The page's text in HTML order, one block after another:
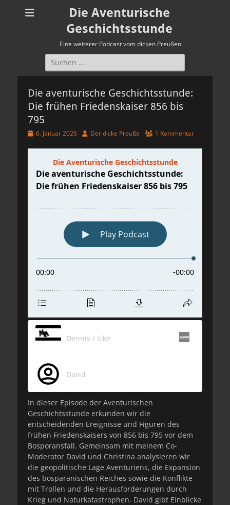
Die Aventurische
Geschichtsstunde
Eine weiterer Podcast vom dicken Preußen
Suchen
nach:
Die aventurische Geschichtsstunde:
Die frühen Friedenskaiser 856 bis
795
Veröffentlicht
6. Januar 2026 AutorDer dicke Preuße 1 Kommentar
Dennis / Icke
David
In dieser Episode der Aventurischen
Geschichtsstunde erkunden wir die
entscheidenden Ereignisse und Figuren des
frühen Friedenskaisers von 856 bis 795 vor dem
Bosporansfall. Gemeinsam mit meinem Co-
Moderator David und Christina analysieren wir
die geopolitische Lage Aventuriens, die Expansion
des bosparanischen Reiches sowie die Konflikte
mit Trollen und die Herausforderungen durch
Krieg und Naturkatastrophen. David gibt Einblicke